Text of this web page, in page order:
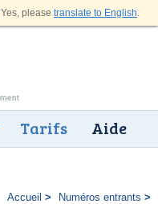
Yes, please translate to English.
Tarifs Aide
Accueil Numéros entrants